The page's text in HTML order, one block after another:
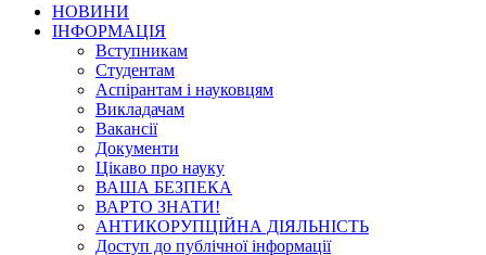
НОВИНИ
ІНФОРМАЦІЯ
Вступникам
Студентам
Аспірантам і науковцям
Викладачам
Вакансії
Документи
Цікаво про науку
ВАША БЕЗПЕКА
ВАРТО ЗНАТИ!
АНТИКОРУПЦІЙНА ДІЯЛЬНІСТЬ
Доступ до публічної інформації